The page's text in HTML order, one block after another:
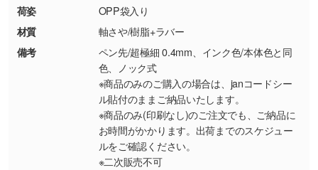
シンプルな背景のデータや、使いたいキャラク
ター部分の輪郭がはっきりしているデータは切
り抜き処理が可能です。→
・持っているデータの背景が足りない／塗り足
しの作り方が分からない
印刷したいデータが印刷範囲よりも小さい場
合、シンプルな色・柄の背景であれば拡張が可
詳しく見る
荷姿
OPP袋入り
材質
軸さや/樹脂+ラバー
備考
ペン先/超極細 0.4mm、インク色/本体色と同
色、ノック式
※商品のみのご購入の場合は、janコードシー
ル貼付のままご納品いたします。
※商品のみ(印刷なし)のご注文でも、ご納品に
お時間がかかります。出荷までのスケジュー
ルをご確認ください。
※二次販売不可